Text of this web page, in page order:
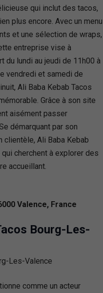
qui inclut des tacos,
plus encore. Avec un menu
et une sélection de wraps,
entreprise vise à
du lundi au jeudi de 11h00 à
vendredi et samedi de
Ali Baba Kebab Tacos
Grâce à son site
aisément passer
démarquant par son
Ali Baba Kebab
cherchent à explorer des
accueillant.
Valence, France
Bourg-Les-
comme un acteur